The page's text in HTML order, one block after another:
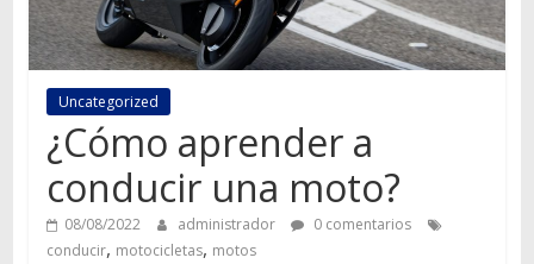
transporte
Uncategorized
¿Cómo aprender a
conducir una moto?
08/08/2022 administrador
0 comentarios
conducir, motocicletas, motos